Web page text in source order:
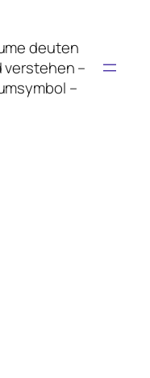
deuten
verstehen –
–